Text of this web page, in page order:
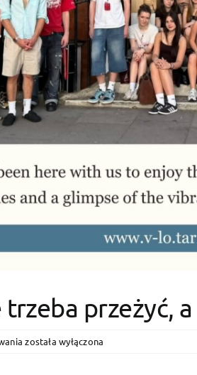
przeżyć,
Londyn
została wyłączona